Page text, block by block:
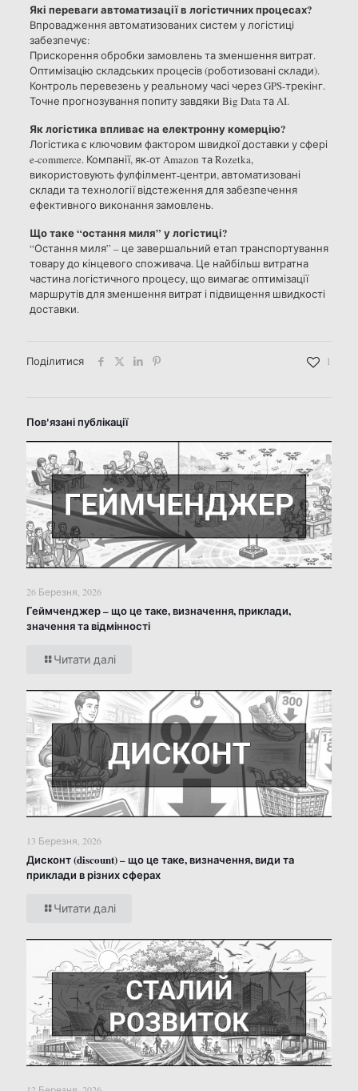
Які переваги автоматизації в логістичних процесах?
Впровадження автоматизованих систем у логістиці
забезпечує:
Прискорення обробки замовлень та зменшення витрат.
Оптимізацію складських процесів (роботизовані склади).
Контроль перевезень у реальному часі через GPS-трекінг.
Точне прогнозування попиту завдяки Big Data та AI.
Як логістика впливає на електронну комерцію?
Логістика є ключовим фактором швидкої доставки у сфері
e-commerce. Компанії, як-от Amazon та Rozetka,
використовують фулфілмент-центри, автоматизовані
склади та технології відстеження для забезпечення
ефективного виконання замовлень.
Що таке “остання миля” у логістиці?
“Остання миля” – це завершальний етап транспортування
товару до кінцевого споживача. Це найбільш витратна
частина логістичного процесу, що вимагає оптимізації
маршрутів для зменшення витрат і підвищення швидкості
доставки.
Поділитися 1
Пов'язані публікації
26 Березня, 2026
Геймченджер – що це таке, визначення, приклади,
значення та відмінності
Читати далі
13 Березня, 2026
Дисконт (discount) – що це таке, визначення, види та
приклади в різних сферах
Читати далі